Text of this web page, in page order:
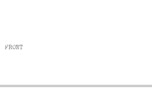
FRONT